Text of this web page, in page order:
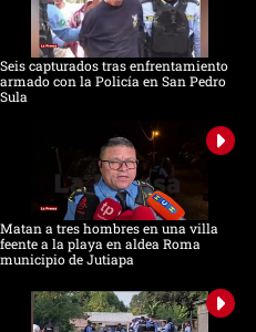
Seis capturados tras enfrentamiento
armado con la Policía en San Pedro
Sula
Matan a tres hombres en una villa
feente a la playa en aldea Roma
municipio de Jutiapa